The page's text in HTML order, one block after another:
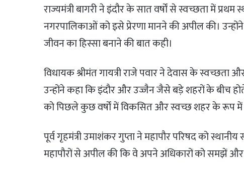
राज्यमंत्री बागरी ने इंदौर के सात वर्षों से स्वच्छता में
नगरपालिकाओं को इसे प्रेरणा मानने की अपील की।
जीवन का हिस्सा बनाने की बात कही।
विधायक श्रीमंत गायत्री राजे पवार ने देवास के
उन्होंने कहा कि इंदौर और उज्जैन जैसे बड़े शहरों के बीच
को पिछले कुछ वर्षों में विकसित और स्वच्छ शहर के रूप में
पूर्व गृहमंत्री उमाशंकर गुप्ता ने महापौर परिषद को
महापौरों से अपील की कि वे अपने अधिकारों को समझें